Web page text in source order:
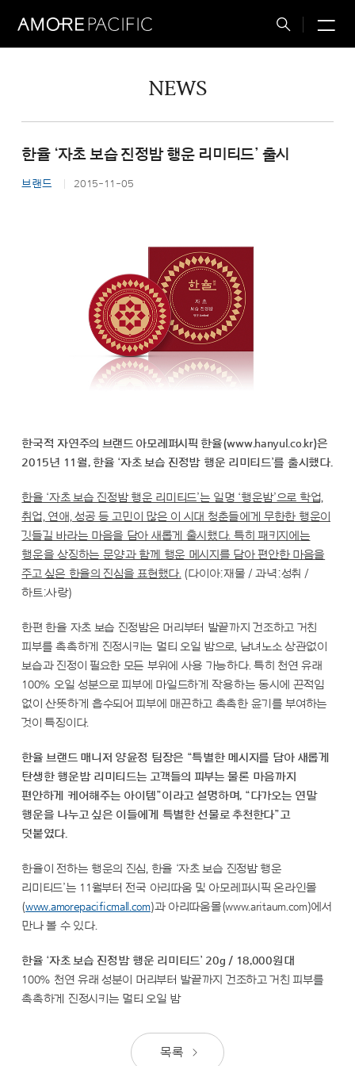
Total
NEWS
한율 ‘자초 보습 진정밤 행운 리미티드’ 출시
브랜드 2015-11-05
한국적 자연주의 브랜드 아모레퍼시픽 한율(www.hanyul.co.kr)은
2015년 11월, 한율 ‘자초 보습 진정밤 행운 리미티드’를 출시했다.
한율 ‘자초 보습 진정밤 행운 리미티드’는 일명 ‘행운밤’으로 학업,
취업, 연애, 성공 등 고민이 많은 이 시대 청춘들에게 무한한 행운이
깃들길 바라는 마음을 담아 새롭게 출시했다. 특히 패키지에는
행운을 상징하는 문양과 함께 행운 메시지를 담아 편안한 마음을
주고 싶은 한율의 진심을 표현했다. (다이아:재물 / 과녁:성취 /
하트:사랑)
한편 한율 자초 보습 진정밤은 머리부터 발끝까지 건조하고 거친
피부를 촉촉하게 진정시키는 멀티 오일 밤으로, 남녀노소 상관없이
보습과 진정이 필요한 모든 부위에 사용 가능하다. 특히 천연 유래
100% 오일 성분으로 피부에 마일드하게 작용하는 동시에 끈적임
없이 산뜻하게 흡수되어 피부에 매끈하고 촉촉한 윤기를 부여하는
것이 특징이다.
한율 브랜드 매니저 양윤정 팀장은 “특별한 메시지를 담아 새롭게
탄생한 행운밤 리미티드는 고객들의 피부는 물론 마음까지
편안하게 케어해주는 아이템”이라고 설명하며, “다가오는 연말
행운을 나누고 싶은 이들에게 특별한 선물로 추천한다”고
덧붙였다.
한율이 전하는 행운의 진심, 한율 ‘자초 보습 진정밤 행운
리미티드’는 11월부터 전국 아리따움 및 아모레퍼시픽 온라인몰
(www.amorepacificmall.com)과 아리따움몰(www.aritaum.com)에서
만나 볼 수 있다.
한율 ‘자초 보습 진정밤 행운 리미티드’ 20g / 18,000원대
100% 천연 유래 성분이 머리부터 발끝까지 건조하고 거친 피부를
촉촉하게 진정시키는 멀티 오일 밤
목록